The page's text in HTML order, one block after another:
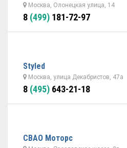
Москва, Олонецкая улица, 14
8 (499) 181-72-97
Styled
Москва, улица Декабристов, 47а
8 (495) 643-21-18
СВАО Моторс